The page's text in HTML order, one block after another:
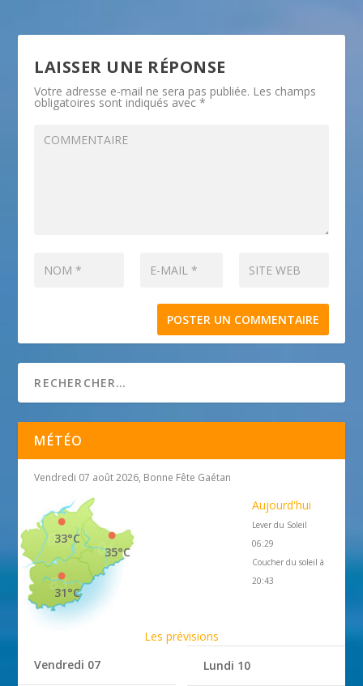
LAISSER UNE RÉPONSE
Votre adresse e-mail ne sera pas publiée. Les champs
obligatoires sont indiqués avec*
MÉTÉO
Vendredi 07 août 2026, Bonne Fête Gaétan
35°C
33°C
31°C
Aujourd'hui
Lever du Soleil
06:29
Coucher du soleil à
20:43
Les prévisions
Vendredi 07
Lundi 10